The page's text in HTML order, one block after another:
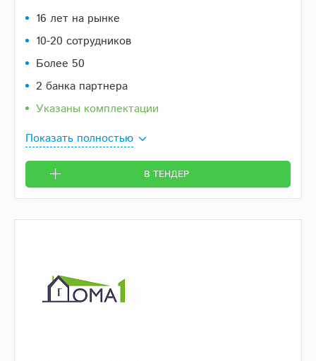
16 лет на рынке
10-20 сотрудников
Более 50
2 банка партнера
Указаны комплектации
Показать полностью
В ТЕНДЕР